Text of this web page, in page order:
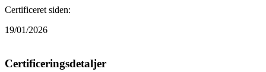
Certificeret siden:
19/01/2026
Certificeringsdetaljer